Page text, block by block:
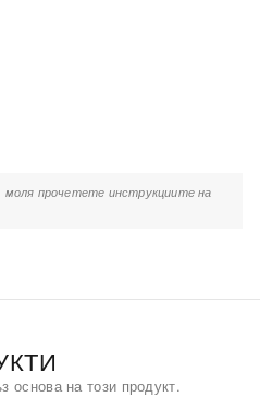
моля прочетете инструкциите на
основа на този продукт.